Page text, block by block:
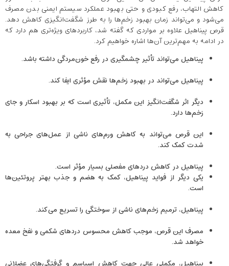
کاهش التهاب، رفع کبودی و حتی بهبود عملکرد سیستم ایمنی بدن مصرف
می‌شود و می‌تواند زمان بهبود زخم‌ها را به طرز شگفت‌انگیزی کاهش دهد.
قرص پیناهیل علاوه بر مواردی که گفته شد، کاربردهای ویژه‌تری هم دارد که
در ادامه به مهم‌ترین آن‌ها اشاره خواهیم کرد.
پیناهیل می‌تواند تأثیر چشمگیری در رفع خون‌مردگی داشته باشد.
پیناهیل می‌تواند در بهبود زخم‌ها نقش مؤثری ایفا کند.
دیگر اثر شگفت‌انگیز این مکمل، تأثیری است که بر بهبود اسکار و جای
زخم‌ها دارد.
این قرص می‌تواند به کاهش ورم‌های ناشی از عمل‌های جراحی به
شدت کمک کند.
پیناهیل در کاهش دردهای مفصلی بسیار مؤثر است.
یکی دیگر از فواید پیناهیل، کمک به هضم و جذب بهتر پروتئین‌ها
است.
پیناهیل، ترمیم زخم‌های ناشی از سوختگی را تسریع می‌کند.
مصرف این قرص، موجب کاهش محسوس دردهای شکمی و نفخ معده
خواهد شد.